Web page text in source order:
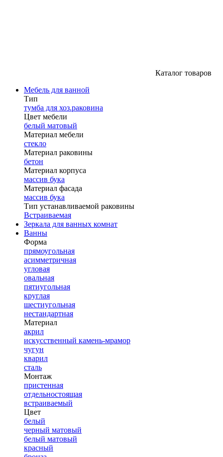
Каталог товаров
Мебель для ванной
Тип
тумба для хоз.раковина
Цвет мебели
белый матовый
Материал мебели
стекло
Материал раковины
бетон
Материал корпуса
массив бука
Материал фасада
массив бука
Тип устанавливаемой раковины
Встраиваемая
Зеркала для ванных комнат
Ванны
Форма
прямоугольная
асимметричная
угловая
овальная
пятиугольная
круглая
шестиугольная
нестандартная
Материал
акрил
искусственный камень-мрамор
чугун
кварил
сталь
Монтаж
пристенная
отдельностоящая
встраиваемый
Цвет
белый
черный матовый
белый матовый
красный